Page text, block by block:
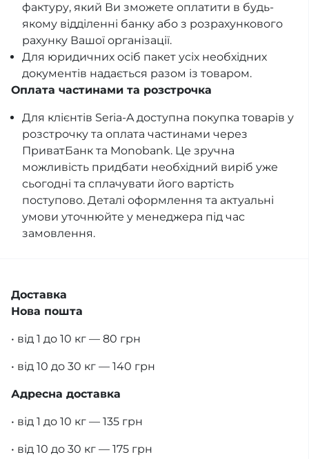
фактуру, який Ви зможете оплатити в будь-
якому відділенні банку або з розрахункового
рахунку Вашої організації.
Для юридичних осіб пакет усіх необхідних
документів надається разом із товаром.
Оплата частинами та розстрочка
Для клієнтів Seria-A доступна покупка товарів у
розстрочку та оплата частинами через
ПриватБанк та Monobank. Це зручна
можливість придбати необхідний виріб уже
сьогодні та сплачувати його вартість
поступово. Деталі оформлення та актуальні
умови уточнюйте у менеджера під час
замовлення.
Доставка
Нова пошта
• від 1 до 10 кг — 80 грн
• від 10 до 30 кг — 140 грн
Адресна доставка
• від 1 до 10 кг — 135 грн
• від 10 до 30 кг — 175 грн